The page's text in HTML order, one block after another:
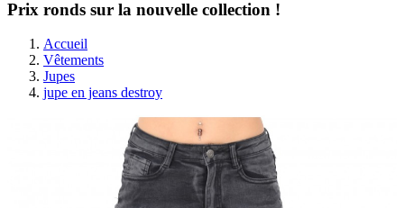
Prix ronds sur la nouvelle collection !
Accueil
Vêtements
Jupes
jupe en jeans destroy